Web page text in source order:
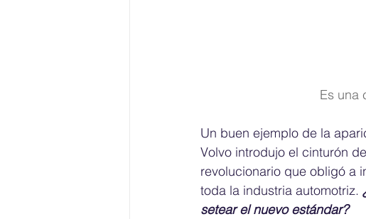
Es una
Un buen ejemplo de la
Volvo introdujo el cinturón
revolucionario que obligó a
toda la industria automotriz.
setear el nuevo estándar?